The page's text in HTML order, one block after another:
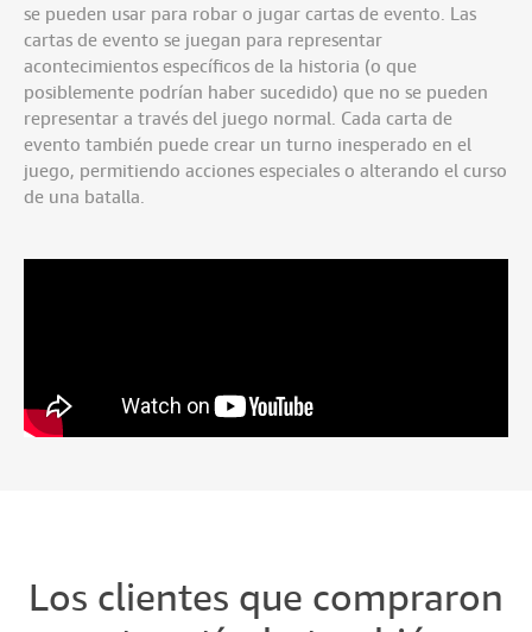
se pueden usar para robar o jugar cartas de evento. Las
cartas de evento se juegan para representar
acontecimientos específicos de la historia (o que
posiblemente podrían haber sucedido) que no se pueden
representar a través del juego normal. Cada carta de
evento también puede crear un turno inesperado en el
juego, permitiendo acciones especiales o alterando el curso
de una batalla.
Los clientes que compraron